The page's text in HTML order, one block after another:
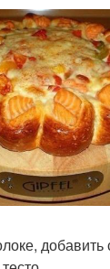
добавить